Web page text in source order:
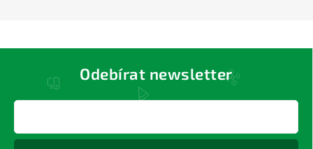
Odebírat newsletter